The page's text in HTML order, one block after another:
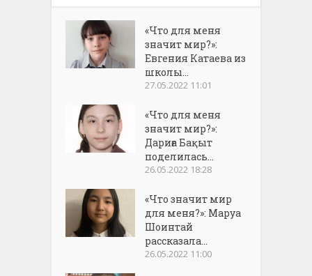
«Что для меня
значит мир?»:
Евгения Катаева из
школы...
27.05.2022 11:01
«Что для меня
значит мир?»:
Дариға Бақыт
поделилась...
26.05.2022 18:28
«Что значит мир
для меня?»: Маруа
Шоинтай
рассказала...
26.05.2022 11:00